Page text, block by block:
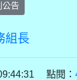
公告
組長
點閱：